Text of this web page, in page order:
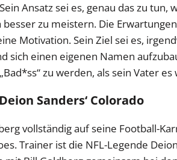
Ansatz sei es, genau das zu tun,
zu meistern. Die
Motivation. Sein Ziel sei es,
sich einen eigenen Namen
zu werden, als sein Vater es
Sanders‘ Colorado
vollständig auf seine Football-
Trainer ist die NFL-Legende